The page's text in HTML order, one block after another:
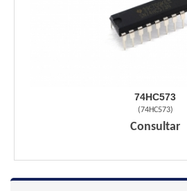
74HC573
(74HC573)
Consultar